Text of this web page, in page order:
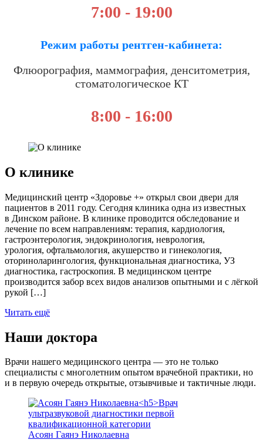
7:00 - 19:00
Режим работы рентген-кабинета:
Флюорография, маммография, денситометрия,
стоматологическое КТ
8:00 - 16:00
О клинике
Медицинский центр «Здоровье +» открыл свои двери для
пациентов в 2011 году. Сегодня клиника одна из известных
в Динском районе. В клинике проводится обследование и
лечение по всем направлениям: терапия, кардиология,
гастроэнтерология, эндокринология, неврология,
урология, офтальмология, акушерство и гинекология,
оториноларингология, функциональная диагностика, УЗ
диагностика, гастроскопия. В медицинском центре
производится забор всех видов анализов опытными и с лёгкой
рукой […]
Читать ещё
Наши доктора
Врачи нашего медицинского центра — это не только
специалисты с многолетним опытом врачебной практики, но
и в первую очередь открытые, отзывчивые и тактичные люди.
Асоян Гаянэ Николаевна